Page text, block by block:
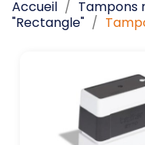
Accueil Tampons
"Rectangle"